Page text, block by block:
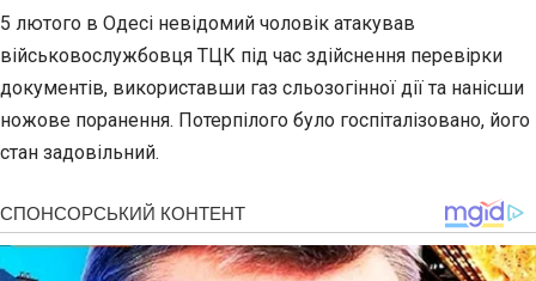
5 лютого в Одесі невідомий чоловік атакував
військовослужбовця ТЦК під час здійснення перевірки
документів, використавши газ сльозогінної дії та нанісши
ножове поранення. Потерпілого було госпіталізовано, його
стан задовільний.